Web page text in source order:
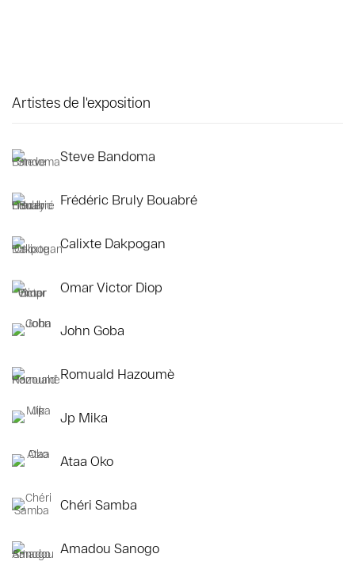
Artistes de l'exposition
Steve Bandoma
Frédéric Bruly Bouabré
Calixte Dakpogan
Omar Victor Diop
John Goba
Romuald Hazoumè
Jp Mika
Ataa Oko
Chéri Samba
Amadou Sanogo